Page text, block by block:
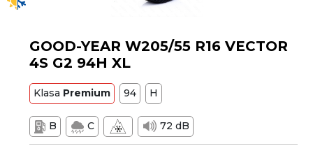
GOOD-YEAR W205/55 R16 VECTOR
4S G2 94H XL
Klasa Premium 94 H
B C 72 dB